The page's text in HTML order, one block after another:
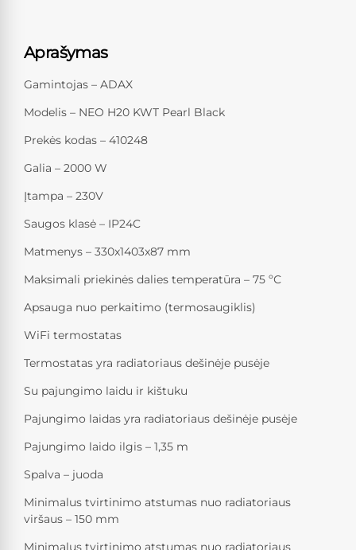
Aprašymas
Gamintojas – ADAX
Modelis – NEO H20 KWT Pearl Black
Prekės kodas – 410248
Galia – 2000 W
Įtampa – 230V
Saugos klasė – IP24C
Matmenys – 330x1403x87 mm
Maksimali priekinės dalies temperatūra – 75 ºС
Apsauga nuo perkaitimo (termosaugiklis)
WiFi termostatas
Termostatas yra radiatoriaus dešinėje pusėje
Su pajungimo laidu ir kištuku
Pajungimo laidas yra radiatoriaus dešinėje pusėje
Pajungimo laido ilgis – 1,35 m
Spalva – juoda
Minimalus tvirtinimo atstumas nuo radiatoriaus
viršaus – 150 mm
Minimalus tvirtinimo atstumas nuo radiatoriaus